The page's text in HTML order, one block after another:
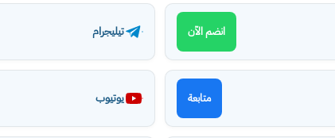
انضم الآن تيليجرام
متابعة يوتيوب